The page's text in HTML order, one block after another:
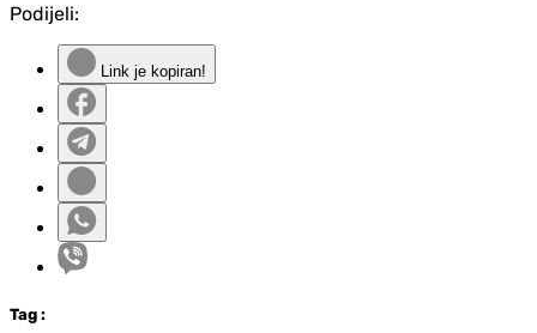
Podijeli:
Link je kopiran!
Tag :